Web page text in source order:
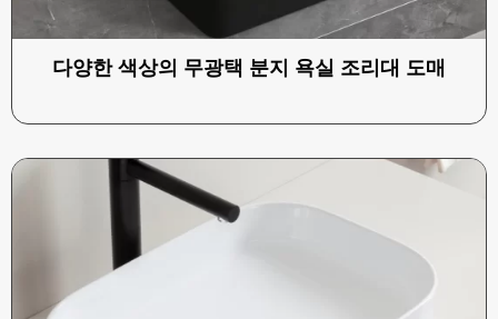
다양한 색상의 무광택 분지 욕실 조리대 도매